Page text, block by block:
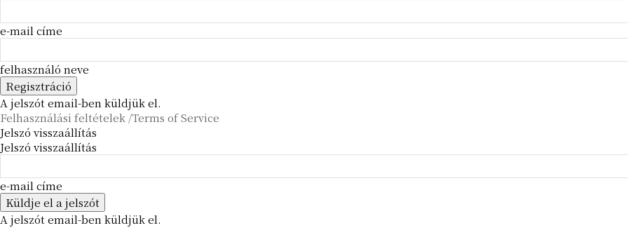
e-mail címe
felhasználó neve
A jelszót email-ben küldjük el.
Felhasználási feltételek /Terms of Service
Jelszó visszaállítás
Jelszó visszaállítás
e-mail címe
A jelszót email-ben küldjük el.